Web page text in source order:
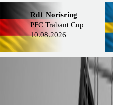
Rd1 Norisring
PFC Trabant Cup
10.08.2026